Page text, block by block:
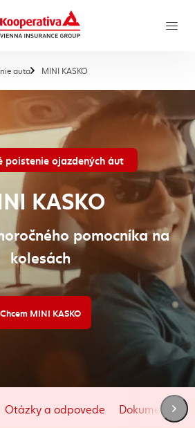
auta MINI KASKO
poistenie ojazdených áut
KASKO
pomocníka na
kolesách
Chcem MINI KASKO
Otázky a odpovede Dokumenty